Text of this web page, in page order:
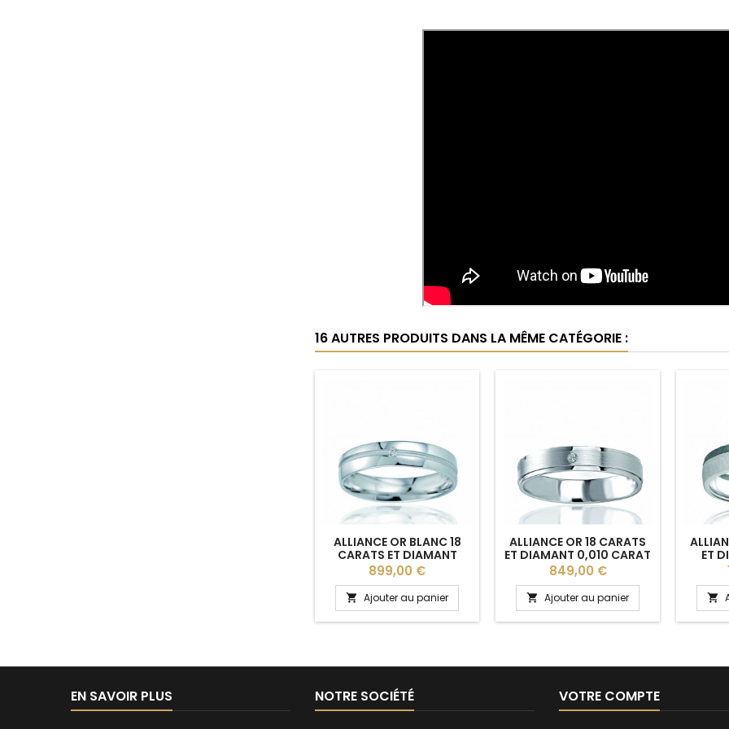
16 AUTRES PRODUITS DANS LA MÊME CATÉGORIE :
ALLIANCE OR BLANC 18
CARATS ET DIAMANT
0,015 CARAT BREUNING
"SHAUNA" - 4,5 MM
Prix
899,00 €
 Ajouter au panier
ALLIANCE OR 18 CARATS
ET DIAMANT 0,010 CARAT
BREUNING "OLVIDA" POUR
FEMME
Prix
849,00 €
 Ajouter au panier
ET

EN SAVOIR PLUS NOTRE SOCIÉTÉ VOTRE COMPTE